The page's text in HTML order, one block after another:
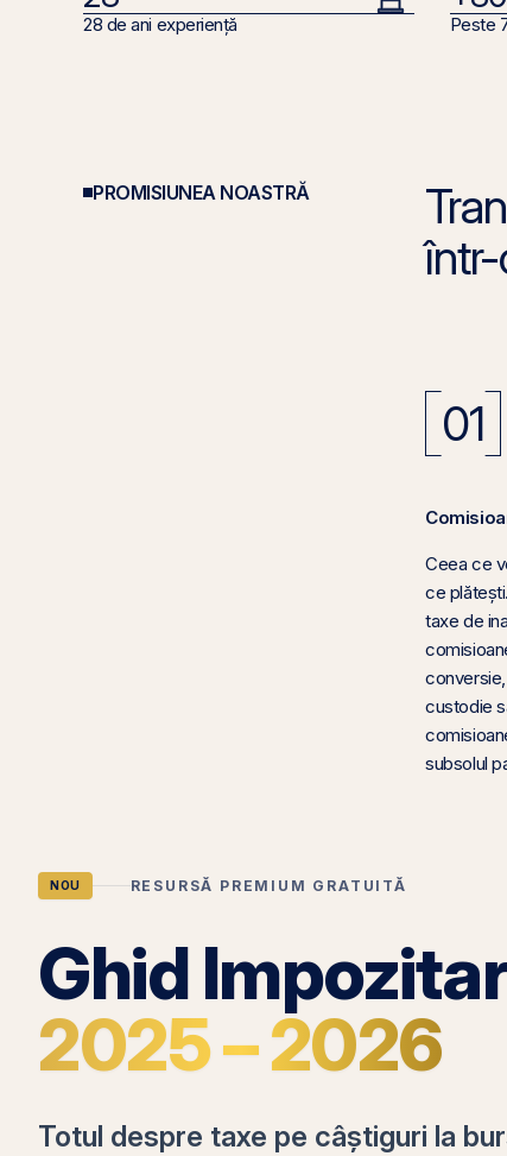
28 de ani experiență Peste
PROMISIUNEA NOASTRĂ
01
Ceea ce
ce
taxe de
custodie
subsolul
NOU RESURSĂ PREMIUM GRATUITĂ
Ghid
2025 – 2026
Totul despre taxe pe câștiguri la